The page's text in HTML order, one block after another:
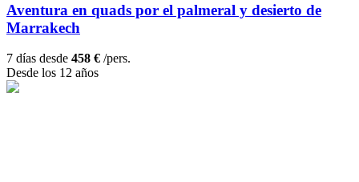
Aventura en quads por el palmeral y desierto de
Marrakech
7 días desde 458 € /pers.
Desde los 12 años